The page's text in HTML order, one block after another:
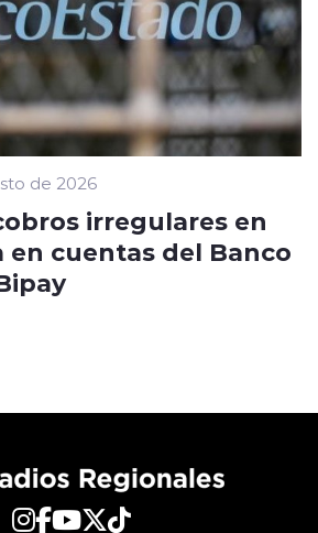
de 2026
irregulares en
cuentas del Banco